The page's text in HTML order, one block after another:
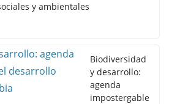
y ambientales
Biodiversidad
y desarrollo:
agenda
impostergable